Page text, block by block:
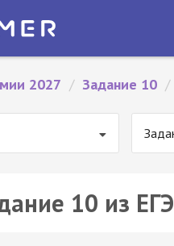
2027 / Задание 10 /
10 из